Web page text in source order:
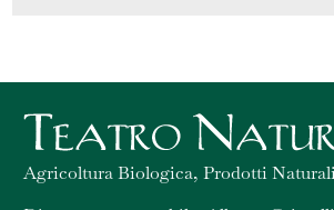
Agricoltura Biologica, Prodotti